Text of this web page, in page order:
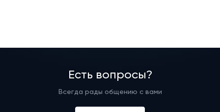
Есть вопросы?
Всегда рады общению с вами